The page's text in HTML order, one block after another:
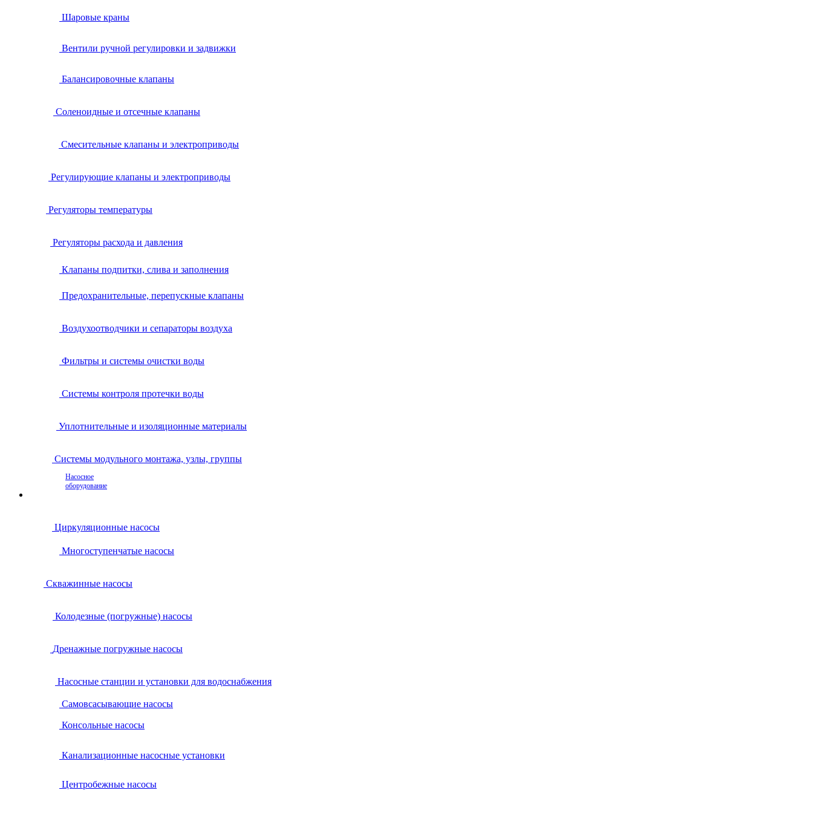
Шаровые краны
Вентили ручной регулировки и задвижки
Балансировочные клапаны
Соленоидные и отсечные клапаны
Смесительные клапаны и электроприводы
Регулирующие клапаны и электроприводы
Регуляторы температуры
Регуляторы расхода и давления
Клапаны подпитки, слива и заполнения
Предохранительные, перепускные клапаны
Воздухоотводчики и сепараторы воздуха
Фильтры и системы очистки воды
Системы контроля протечки воды
Уплотнительные и изоляционные материалы
Системы модульного монтажа, узлы, группы
Насосное
оборудование
Циркуляционные насосы
Многоступенчатые насосы
Скважинные насосы
Колодезные (погружные) насосы
Дренажные погружные насосы
Насосные станции и установки для водоснабжения
Самовсасывающие насосы
Консольные насосы
Канализационные насосные установки
Центробежные насосы